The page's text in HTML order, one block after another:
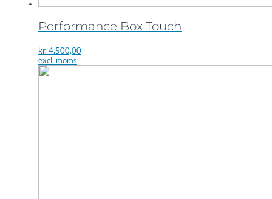
Performance Box Touch
kr. 4.500,00
excl. moms